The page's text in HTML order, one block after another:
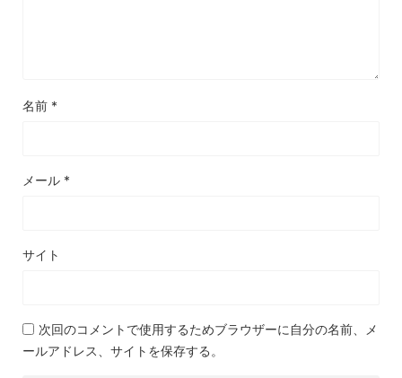
名前 *
メール *
サイト
次回のコメントで使用するためブラウザーに自分の名前、メ
ールアドレス、サイトを保存する。